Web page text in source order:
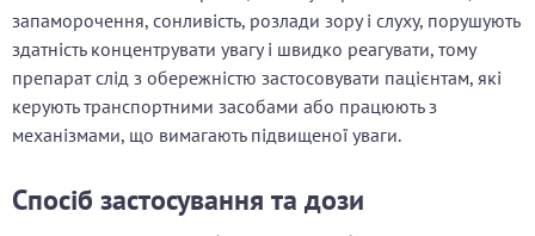
запаморочення, сонливість, розлади зору і слуху, порушують
здатність концентрувати увагу і швидко реагувати, тому
препарат слід з обережністю застосовувати пацієнтам, які
керують транспортними засобами або працюють з
механізмами, що вимагають підвищеної уваги.
Спосіб застосування та дози